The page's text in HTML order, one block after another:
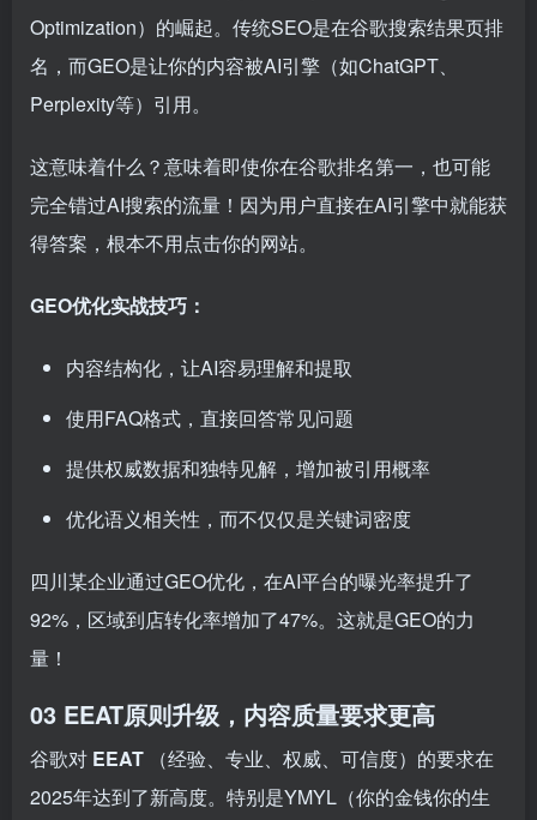
Optimization）的崛起。传统SEO是在谷歌搜索结果页排
名，而GEO是让你的内容被AI引擎（如ChatGPT、
Perplexity等）引用。
这意味着什么？意味着即使你在谷歌排名第一，也可能
完全错过AI搜索的流量！因为用户直接在AI引擎中就能获
得答案，根本不用点击你的网站。
GEO优化实战技巧：
内容结构化，让AI容易理解和提取
使用FAQ格式，直接回答常见问题
提供权威数据和独特见解，增加被引用概率
优化语义相关性，而不仅仅是关键词密度
四川某企业通过GEO优化，在AI平台的曝光率提升了
92%，区域到店转化率增加了47%。这就是GEO的力
量！
03 EEAT原则升级，内容质量要求更高
谷歌对 EEAT
（经验、专业、权威、可信度）的要求在
2025年达到了新高度。特别是YMYL（你的金钱你的生